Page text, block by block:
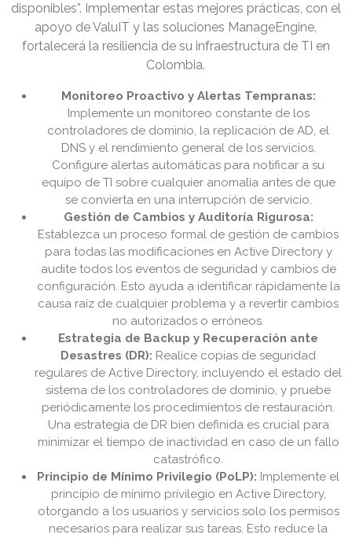
disponibles”. Implementar estas mejores prácticas, con el
apoyo de ValuIT y las soluciones ManageEngine,
fortalecerá la resiliencia de su infraestructura de TI en
Colombia.
Monitoreo Proactivo y Alertas Tempranas:
Implemente un monitoreo constante de los
controladores de dominio, la replicación de AD, el
DNS y el rendimiento general de los servicios.
Configure alertas automáticas para notificar a su
equipo de TI sobre cualquier anomalía antes de que
se convierta en una interrupción de servicio.
Gestión de Cambios y Auditoría Rigurosa:
Establezca un proceso formal de gestión de cambios
para todas las modificaciones en Active Directory y
audite todos los eventos de seguridad y cambios de
configuración. Esto ayuda a identificar rápidamente la
causa raíz de cualquier problema y a revertir cambios
no autorizados o erróneos.
Estrategia de Backup y Recuperación ante
Desastres (DR): Realice copias de seguridad
regulares de Active Directory, incluyendo el estado del
sistema de los controladores de dominio, y pruebe
periódicamente los procedimientos de restauración.
Una estrategia de DR bien definida es crucial para
minimizar el tiempo de inactividad en caso de un fallo
catastrófico.
Principio de Mínimo Privilegio (PoLP): Implemente el
principio de mínimo privilegio en Active Directory,
otorgando a los usuarios y servicios solo los permisos
necesarios para realizar sus tareas. Esto reduce la